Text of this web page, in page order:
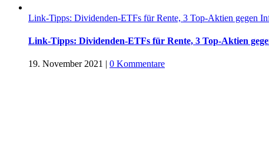
Link-Tipps: Dividenden-ETFs für Rente, 3 Top-Aktien gegen
Link-Tipps: Dividenden-ETFs für Rente, 3 Top-Aktien
19. November 2021 | 0 Kommentare